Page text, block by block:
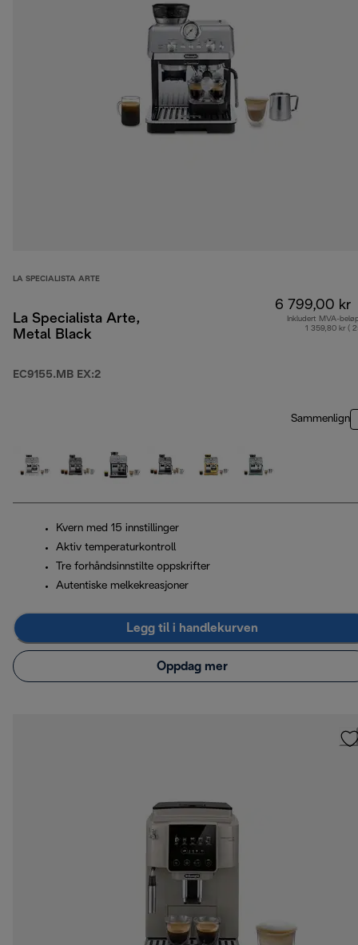
LA SPECIALISTA ARTE
La Specialista Arte,
Metal Black
EC9155.MB EX:2
6 799,00 kr
Inkludert MVA-
1 359,80 kr (
Sammenlign
Kvern med 15 innstillinger
Aktiv temperaturkontroll
Tre forhåndsinnstilte oppskrifter
Autentiske melkekreasjoner
Legg til i handlekurven
Oppdag mer